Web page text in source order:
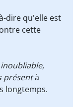
dire qu'elle est
cette
inoubliable,
présentà
longtemps.